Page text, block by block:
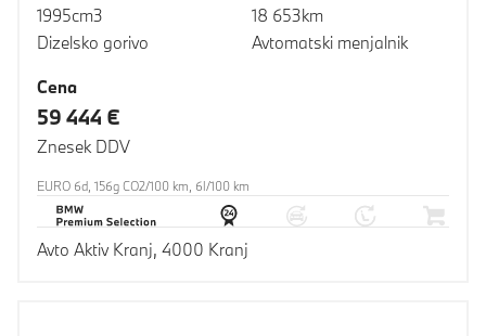
1995cm3
Dizelsko gorivo
18 653km
Avtomatski menjalnik
Cena
59 444 €
Znesek DDV
EURO 6d, 156g CO2/100 km, 6l/100 km
Avto Aktiv Kranj, 4000 Kranj